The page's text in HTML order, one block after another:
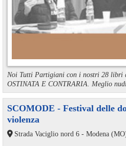
Noi Tutti Partigiani con i nostri 28 libri
OSTINATA E CONTRARIA. Meglio
SCOMODE - Festival delle
violenza
Strada Vaciglio nord 6 - Modena